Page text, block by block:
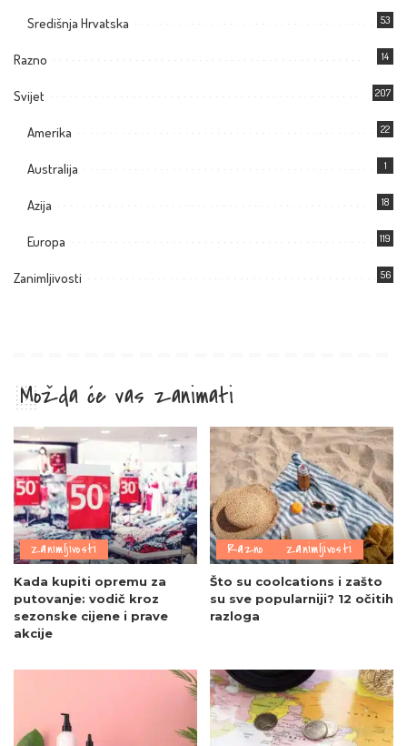
Središnja Hrvatska 53
Razno 14
Svijet 207
Amerika 22
Australija 1
Azija 18
Europa 119
Zanimljivosti 56
Možda će vas zanimati
Zanimljivosti
Kada kupiti opremu za
putovanje: vodič kroz
sezonske cijene i prave
akcije
Razno Zanimljivosti
Što su coolcations i zašto
su sve popularniji? 12 očitih
razloga